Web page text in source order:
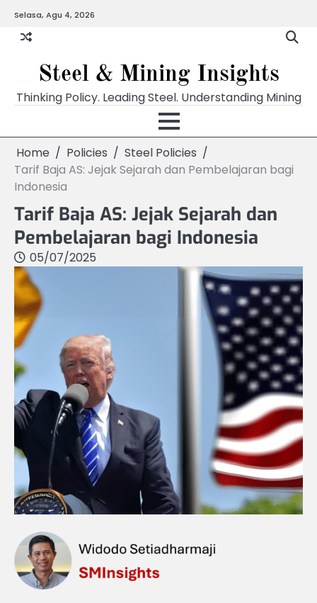
content
Selasa, Agu 4, 2026
Steel & Mining Insights
Thinking Policy. Leading Steel. Understanding Mining
Home Policies
Steel Policies
Tarif Baja AS: Jejak Sejarah dan Pembelajaran bagi
Indonesia
Tarif Baja AS: Jejak Sejarah dan
Pembelajaran bagi Indonesia
05/07/2025